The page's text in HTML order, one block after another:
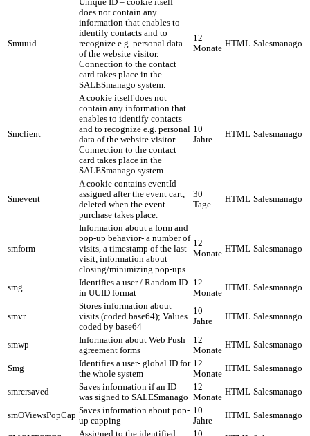
Smuuid
Unique ID – cookie itself
does not contain any
information that enables to
identify contacts and to
recognize e.g. personal data
of the website visitor.
Connection to the contact
card takes place in the
SALESmanago system.
12
Monate HTML Salesmanago
Smclient
A cookie itself does not
contain any information that
enables to identify contacts
and to recognize e.g. personal
data of the website visitor.
Connection to the contact
card takes place in the
SALESmanago system.
10
Jahre
HTML Salesmanago
Smevent
A cookie contains eventId
assigned after the event cart,
deleted when the event
purchase takes place.
30
Tage
HTML Salesmanago
smform
Information about a form and
pop-up behavior- a number of
visits, a timestamp of the last
visit, information about
closing/minimizing pop-ups
12
Monate HTML Salesmanago
smg
Identifies a user / Random ID
in UUID format
12
Monate
HTML Salesmanago
smvr
Stores information about
visits (coded base64); Values
coded by base64
10
Jahre
HTML Salesmanago
smwp
Information about Web Push
agreement forms
12
Monate
HTML Salesmanago
Smg
Identifies a user- global ID for
the whole system
12
Monate
HTML Salesmanago
smrcrsaved
Saves information if an ID
was signed to SALESmanago
12
Monate
HTML Salesmanago
smOViewsPopCap Saves information about pop-
up capping
10
Jahre
HTML Salesmanago
Assigned to the identified 10